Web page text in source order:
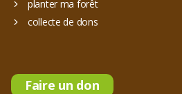
planter ma forêt
collecte de dons
Faire un don